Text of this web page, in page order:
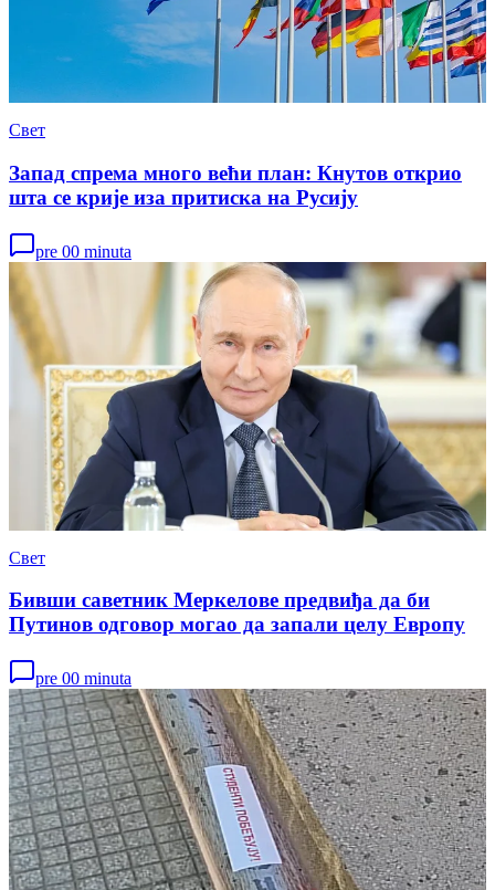
Свет
Запад спрема много већи план: Кнутов открио
шта се крије иза притиска на Русију
pre 00 minuta
Свет
Бивши саветник Меркелове предвиђа да би
Путинов одговор могао да запали целу Европу
pre 00 minuta